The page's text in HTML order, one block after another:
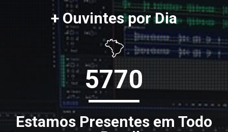
+ Ouvintes por Dia
5770
Estamos Presentes em Todo